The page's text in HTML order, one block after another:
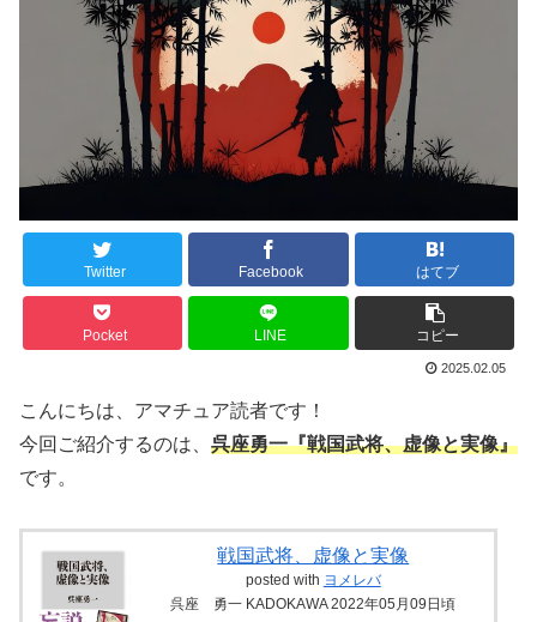
Twitter Facebook はてブ
Pocket LINE コピー
2025.02.05
こんにちは、アマチュア読者です！
今回ご紹介するのは、 呉座勇一『戦国武将、虚像と実像』
です。
戦国武将、虚像と実像
posted with ヨメレバ
呉座 勇一 KADOKAWA 2022年05月09日頃